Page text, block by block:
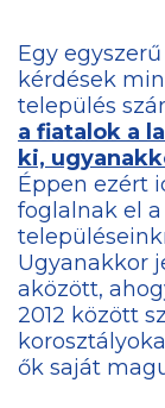
Egy
kérdések
település
a fiatalok a
ki,
Éppen ezért
foglalnak el
Ugyanakkor
aközött,
2012 között
ők saját